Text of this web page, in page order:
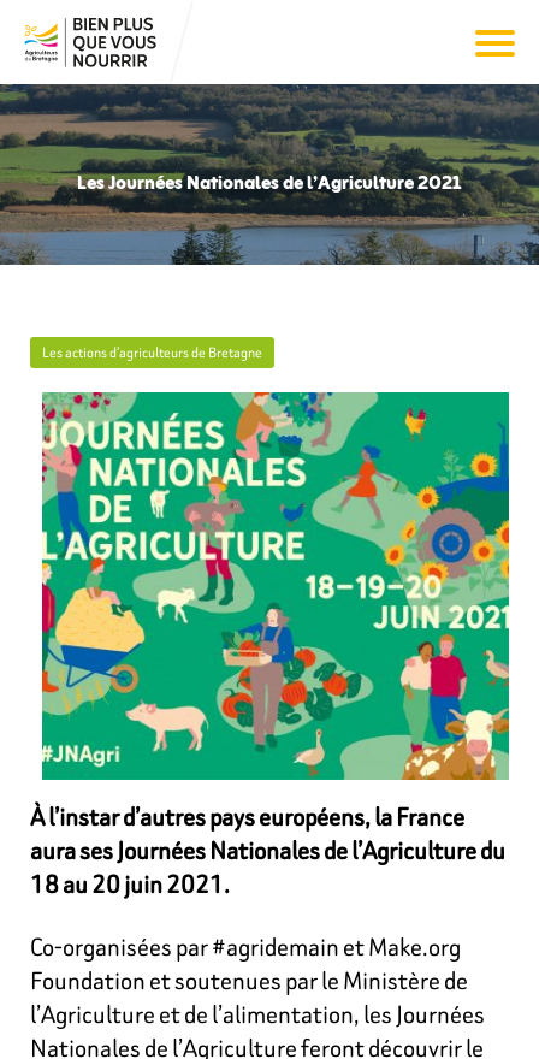
Les Journées Nationales de l’Agriculture 2021
Les actions d’agriculteurs de Bretagne
À l’instar d’autres pays européens, la France
aura ses Journées Nationales de l’Agriculture du
18 au 20 juin 2021.
Co-organisées par #agridemain et Make.org
Foundation et soutenues par le Ministère de
l’Agriculture et de l’alimentation, les Journées
Nationales de l’Agriculture feront découvrir le